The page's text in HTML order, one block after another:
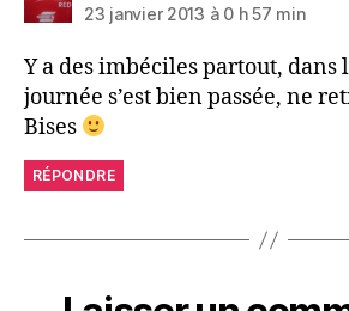
23 janvier 2013 à 0 h 57 min
Y a des imbéciles partout, dans
journée s’est bien passée, ne
Bises
RÉPONDRE